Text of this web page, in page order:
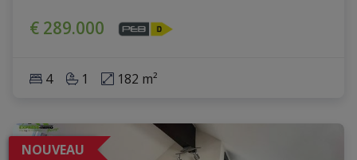
€ 289.000
4 1 182 m²
NOUVEAU